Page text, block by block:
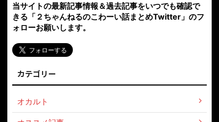
当サイトの最新記事情報＆過去記事をいつでも確認で
きる「２ちゃんねるのこわーい話まとめTwitter」のフ
ォローお願いします。
カテゴリー
オカルト